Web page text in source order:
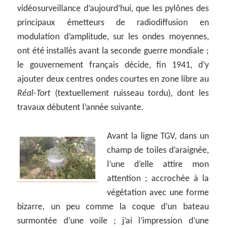
vidéosurveillance d’aujourd’hui, que les pylônes des
principaux émetteurs de radiodiffusion en
modulation d’amplitude, sur les ondes moyennes,
ont été installés avant la seconde guerre mondiale ;
le gouvernement français décide, fin 1941, d’y
ajouter deux centres ondes courtes en zone libre au
Réal-Tort (textuellement ruisseau tordu), dont les
travaux débutent l’année suivante.
Avant la ligne TGV, dans un
champ de toiles d’araignée,
l’une d’elle attire mon
attention ; accrochée à la
végétation avec une forme
bizarre, un peu comme la coque d’un bateau
surmontée d’une voile ; j’ai l’impression d’une